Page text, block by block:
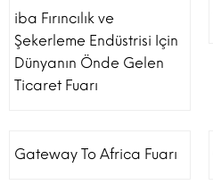
iba Fırıncılık ve
Şekerleme Endüstrisi Için
Dünyanın Önde Gelen
Ticaret Fuarı
Gateway To Africa Fuarı